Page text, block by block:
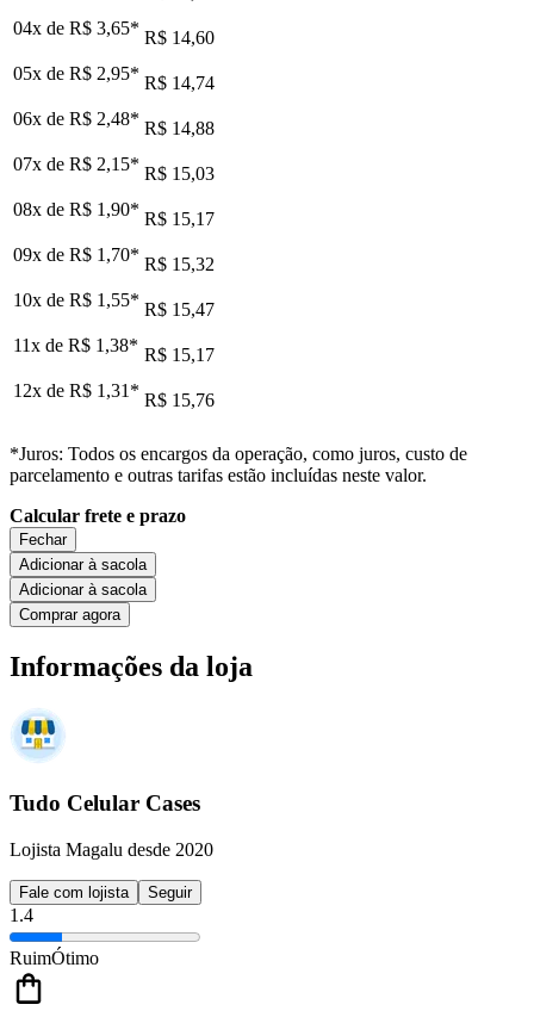
04x de R$ 3,65* R$ 14,60
05x de R$ 2,95* R$ 14,74
06x de R$ 2,48* R$ 14,88
07x de R$ 2,15* R$ 15,03
08x de R$ 1,90* R$ 15,17
09x de R$ 1,70* R$ 15,32
10x de R$ 1,55* R$ 15,47
11x de R$ 1,38* R$ 15,17
12x de R$ 1,31 * R$ 15,76
*Juros: Todos os encargos da operação, como juros, custo de
parcelamento e outras tarifas estão incluídas neste valor.
Calcular frete e prazo
Fechar
Adicionar à sacola
Adicionar à sacola
Comprar agora
Informações da loja
Tudo Celular Cases
Lojista Magalu desde 2020
Fale com lojista Seguir
1.4
RuimÓtimo